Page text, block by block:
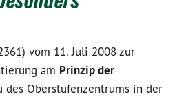
vom 11. Juli 2008 zur
am Prinzip der
des Oberstufenzentrums in der